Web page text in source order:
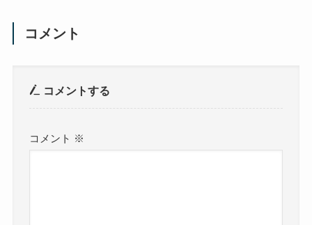
コメント
コメントする
コメント ※